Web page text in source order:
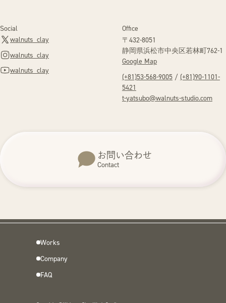
Office
〒432-8051
静岡県浜松市中央区若林町762-1
Google Map
(+81)53-568-9005/ (+81)90-1101-
5421
t-yatsubo@walnuts-studio.com
Social
walnuts_clay
walnuts_clay
walnuts_clay
お問い合わせ
Contact
Works
Company
FAQ